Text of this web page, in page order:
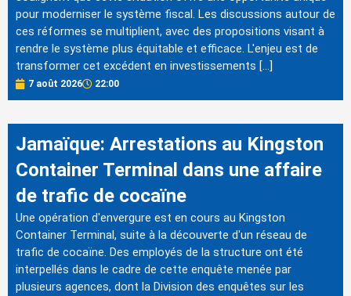
pour moderniser le système fiscal. Les discussions autour de
ces réformes se multiplient, avec des propositions visant à
rendre le système plus équitable et efficace. L'enjeu est de
transformer cet excédent en investissements […]
7 août 2026 22:00
Jamaïque: Arrestations au Kingston
Container Terminal dans une affaire
de trafic de cocaïne
Une opération d'envergure est en cours au Kingston
Container Terminal, suite à la découverte d'un réseau de
trafic de cocaïne. Des employés de la structure ont été
interpellés dans le cadre de cette enquête menée par
plusieurs agences, dont la Division des enquêtes sur les